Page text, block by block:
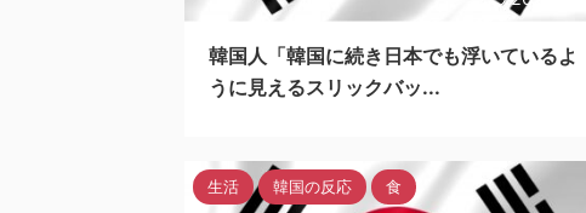
韓国人「韓国に続き日本でも浮いているよ
うに見えるスリックバッ...
生活 韓国の反応 食